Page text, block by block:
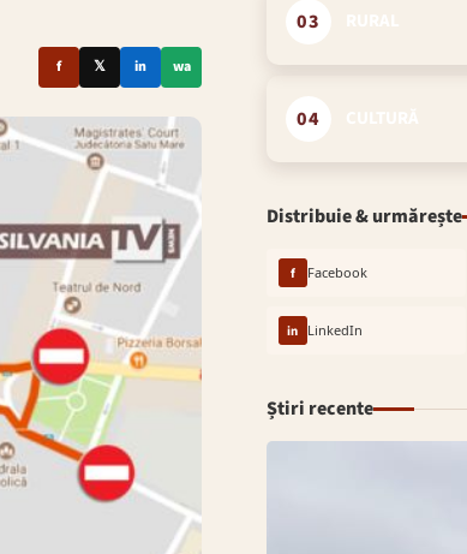
f 𝕏 in wa
03
04
Distribuie & urmărește
f Facebook
in LinkedIn
Știri recente